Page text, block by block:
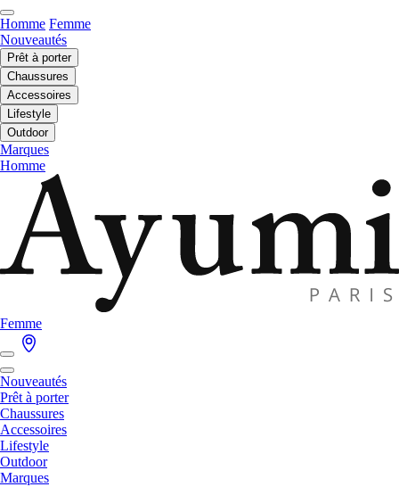
Homme Femme
Nouveautés
Prêt à porter
Chaussures
Accessoires
Lifestyle
Outdoor
Marques
Homme
Femme
Nouveautés
Prêt à porter
Chaussures
Accessoires
Lifestyle
Outdoor
Marques